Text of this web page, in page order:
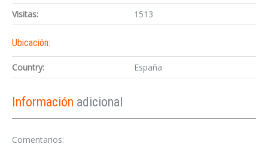
Visitas:
1513
Ubicación:
Country: España
Información adicional
Comentarios: